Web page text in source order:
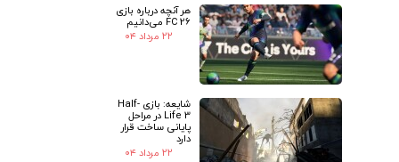
هر آنچه درباره بازی
FC 26 می‌دانیم
۲۲ مرداد ۰۴
شایعه: بازی Half-
Life 3 در مراحل
پایانی ساخت قرار
دارد
۲۲ مرداد ۰۴